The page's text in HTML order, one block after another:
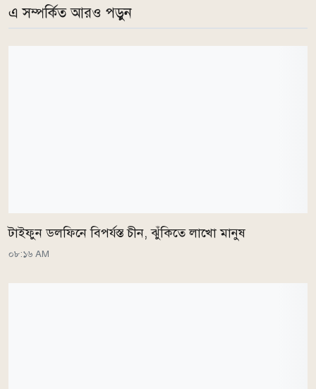
এ সম্পর্কিত আরও পড়ুন
টাইফুন ডলফিনে বিপর্যস্ত চীন, ঝুঁকিতে লাখো মানুষ
০৮:১৬ AM